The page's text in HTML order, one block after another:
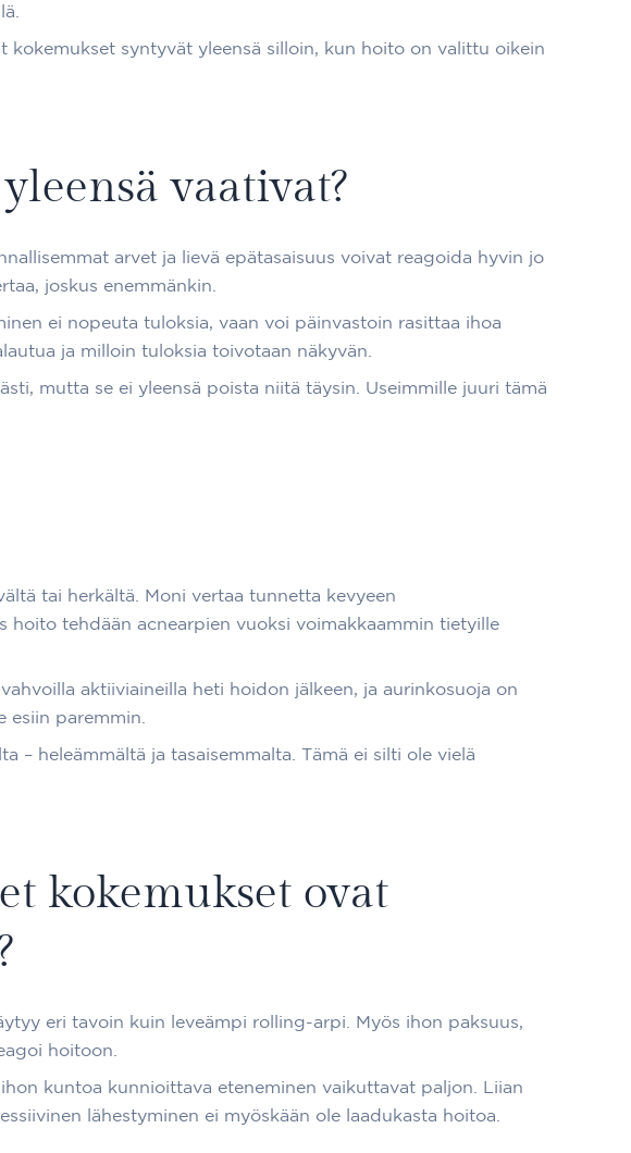
kokemukset syntyvät yleensä silloin, kun hoito on valittu oikein
vaativat?
arvet ja lievä epätasaisuus voivat reagoida hyvin jo
joskus enemmänkin.
ei nopeuta tuloksia, vaan voi päinvastoin rasittaa ihoa
ja milloin tuloksia toivotaan näkyvän.
mutta se ei yleensä poista niitä täysin. Useimmille juuri tämä
tai herkältä. Moni vertaa tunnetta kevyeen
tehdään acnearpien vuoksi voimakkaammin tietyille
aktiiviaineilla heti hoidon jälkeen, ja aurinkosuoja on
paremmin.
– heleämmältä ja tasaisemmalta. Tämä ei silti ole vielä
kokemukset ovat
eri tavoin kuin leveämpi rolling-arpi. Myös ihon paksuus,
hoitoon.
kuntoa kunnioittava eteneminen vaikuttavat paljon. Liian
lähestyminen ei myöskään ole laadukasta hoitoa.